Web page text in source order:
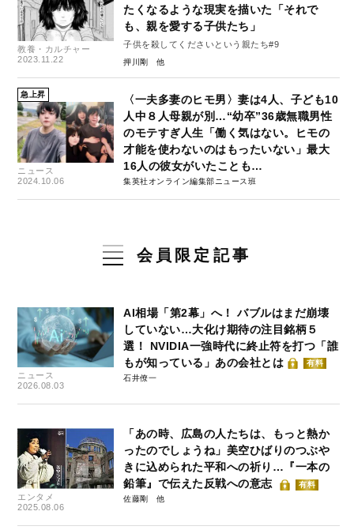
教養・カルチャー
2023.11.22
たくなるような現実を描いた「それで
も、親を愛する子供たち」
子供を殺してくださいという親たち#9
押川剛
急上昇
ニュース
2024.10.06
〈一夫多妻のヒモ男〉妻は4人、子ども10
人中８人母親が別…“幼卒”36歳無職男性
のモテすぎ人生「働く気はない。ヒモの
才能を使わないのはもったいない」最大
16人の彼女がいたことも…
集英社オンライン編集部ニュース班
会員限定記事
ニュース
2026.08.03
AI相場「第2幕」へ！ バブルはまだ崩壊
していない…大化け期待の注目銘柄５
選！ NVIDIA一強時代に終止符を打つ「誰
もが知っている」あの会社とは
有料
石井僚一
エンタメ
2025.08.06
「あの時、広島の人たちは、もっと熱か
ったのでしょうね」美空ひばりのつぶや
きに込められた平和への祈り…『一本の
鉛筆』で伝えた反戦への意志
有料
佐藤剛